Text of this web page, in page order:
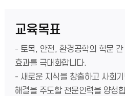
교육목표
- 토목, 안전, 환경공학의 학문
효과를 극대화합니다.
- 새로운 지식을 창출하고 사회
해결을 주도할 전문인력을 양성